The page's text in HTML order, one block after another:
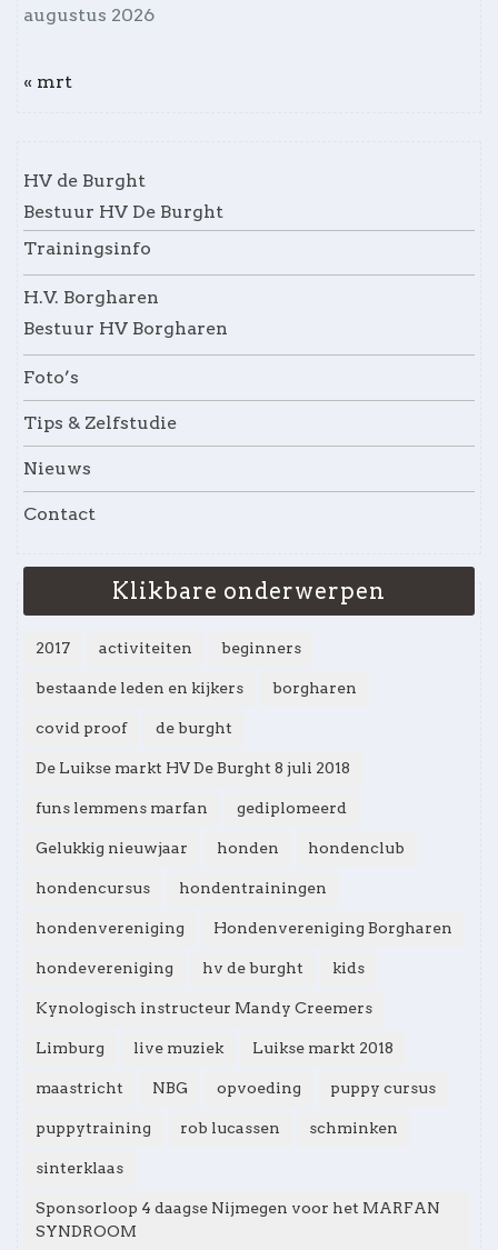
augustus 2026
« mrt
HV de Burght
Bestuur HV De Burght
Trainingsinfo
H.V. Borgharen
Bestuur HV Borgharen
Foto’s
Tips & Zelfstudie
Nieuws
Contact
Klikbare onderwerpen
2017 activiteiten beginners
bestaande leden en kijkers borgharen
covid proof de burght
De Luikse markt HV De Burght 8 juli 2018
funs lemmens marfan gediplomeerd
Gelukkig nieuwjaar honden hondenclub
hondencursus hondentrainingen
hondenvereniging Hondenvereniging Borgharen
hondevereniging hv de burght kids
Kynologisch instructeur Mandy Creemers
Limburg live muziek Luikse markt 2018
maastricht NBG opvoeding puppy cursus
puppytraining rob lucassen schminken
sinterklaas
Sponsorloop 4 daagse Nijmegen voor het MARFAN
SYNDROOM